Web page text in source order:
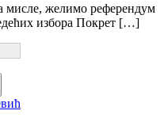
мисле, желимо референдум
избора Покрет […]